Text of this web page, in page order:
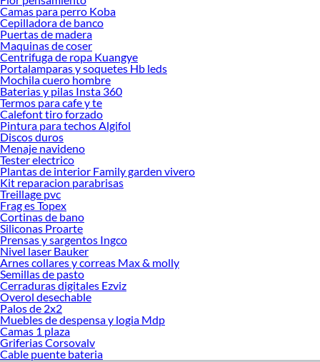
ofrecerte!
Encuentra una amplia variedad de productos de Neumáticos en Sodimac.
Encuentra todo lo necesario para tus proyectos de renovación y decoración.
¡Visítanos y haz tus ideas realidad!
Camas para perro Koba
Cepilladora de banco
Puertas de madera
Maquinas de coser
Centrifuga de ropa Kuangye
Portalamparas y soquetes Hb leds
Mochila cuero hombre
Baterias y pilas Insta 360
Termos para cafe y te
Calefont tiro forzado
Pintura para techos Algifol
Discos duros
Menaje navideno
Tester electrico
Plantas de interior Family garden vivero
Kit reparacion parabrisas
Treillage pvc
Frag es Topex
Cortinas de bano
Siliconas Proarte
Prensas y sargentos Ingco
Nivel laser Bauker
Arnes collares y correas Max & molly
Semillas de pasto
Cerraduras digitales Ezviz
Overol desechable
Palos de 2x2
Muebles de despensa y logia Mdp
Camas 1 plaza
Griferias Corsovalv
Cable puente bateria